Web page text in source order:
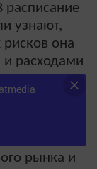
расписание
узнают,
рисков она
и расходами
при сдаче
рынка и